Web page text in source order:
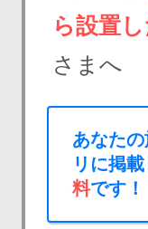
ら設置
さまへ
あなた
リに掲
料です！